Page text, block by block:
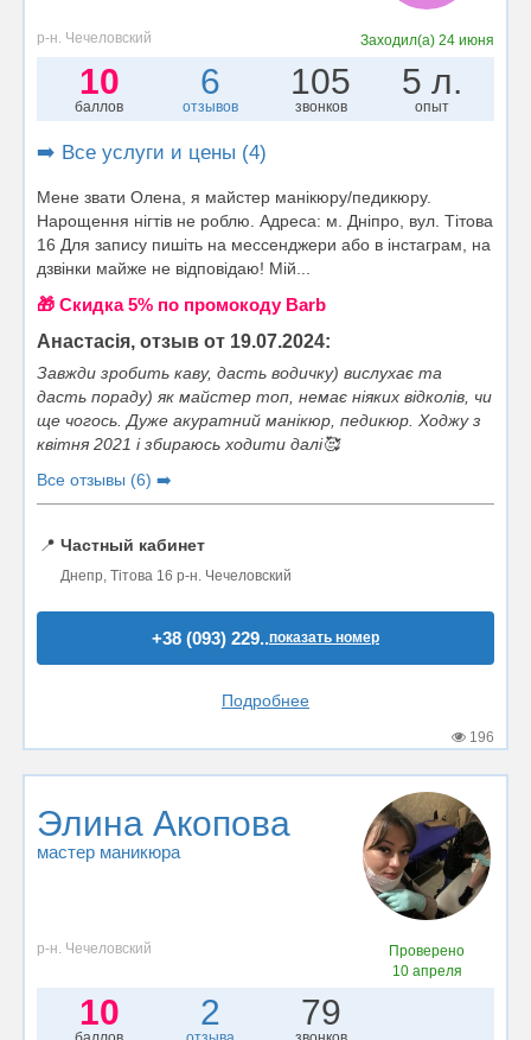
р-н. Чечеловский Заходил(а) 24 июня
10
баллов
6
отзывов
105
звонков
5 л.
опыт
➡️ Все услуги и цены (4)
Мене звати Олена, я майстер манікюру/педикюру.
Нарощення нігтів не роблю. Адреса: м. Дніпро, вул. Тітова
16 Для запису пишіть на мессенджери або в інстаграм, на
дзвінки майже не відповідаю! Мій...
🎁 Cкидка 5% по промокоду Barb
Анастасія, отзыв от 19.07.2024:
Завжди зробить каву, дасть водичку) вислухає та
дасть пораду) як майстер топ, немає ніяких відколів, чи
ще чогось. Дуже акуратний манікюр, педикюр. Ходжу з
квітня 2021 і збираюсь ходити далі🥰
Все отзывы (6) ➡️
📍 Частный кабинет
Днепр, Тітова 16 р-н. Чечеловский
+38 (093) 229..показать номер
Подробнее
196
Элина Акопова
мастер маникюра
р-н. Чечеловский
Проверено
10 апреля
10 2 79